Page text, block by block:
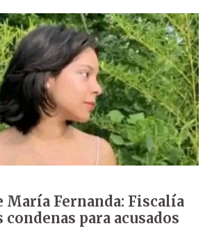
María Fernanda: Fiscalía
condenas para acusados